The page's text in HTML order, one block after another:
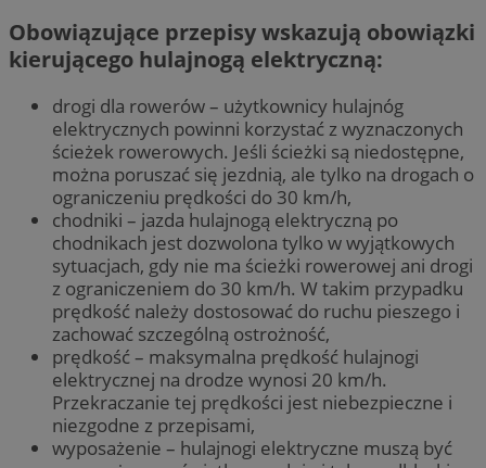
Obowiązujące przepisy wskazują obowiązki
kierującego hulajnogą elektryczną:
drogi dla rowerów – użytkownicy hulajnóg
elektrycznych powinni korzystać z wyznaczonych
ścieżek rowerowych. Jeśli ścieżki są niedostępne,
można poruszać się jezdnią, ale tylko na drogach o
ograniczeniu prędkości do 30 km/h,
chodniki – jazda hulajnogą elektryczną po
chodnikach jest dozwolona tylko w wyjątkowych
sytuacjach, gdy nie ma ścieżki rowerowej ani drogi
z ograniczeniem do 30 km/h. W takim przypadku
prędkość należy dostosować do ruchu pieszego i
zachować szczególną ostrożność,
prędkość – maksymalna prędkość hulajnogi
elektrycznej na drodze wynosi 20 km/h.
Przekraczanie tej prędkości jest niebezpieczne i
niezgodne z przepisami,
wyposażenie – hulajnogi elektryczne muszą być